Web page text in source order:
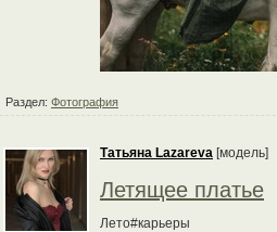
Раздел: Фотография
Татьяна Lazareva [модель]
Летящее платье
Лето#карьеры